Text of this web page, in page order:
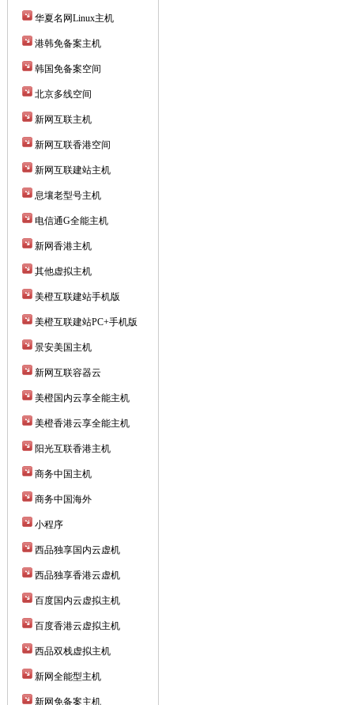
华夏名网Linux主机
港韩免备案主机
韩国免备案空间
北京多线空间
新网互联主机
新网互联香港空间
新网互联建站主机
息壤老型号主机
电信通G全能主机
新网香港主机
其他虚拟主机
美橙互联建站手机版
美橙互联建站PC+手机版
景安美国主机
新网互联容器云
美橙国内云享全能主机
美橙香港云享全能主机
阳光互联香港主机
商务中国主机
商务中国海外
小程序
西品独享国内云虚机
西品独享香港云虚机
百度国内云虚拟主机
百度香港云虚拟主机
西品双栈虚拟主机
新网全能型主机
新网免备案主机